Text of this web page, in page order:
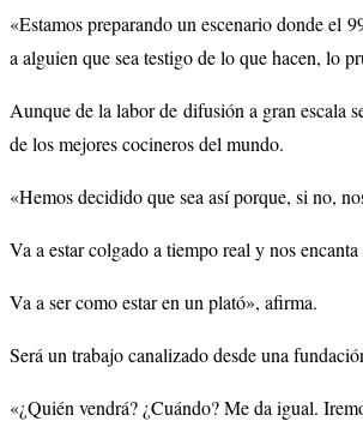
«Estamos preparando un escenario donde el
a alguien que sea testigo de lo que hacen, lo
Aunque de la labor de difusión a gran escala
de los mejores cocineros del mundo.
«Hemos decidido que sea así porque, si no,
Va a estar colgado a tiempo real y nos
Va a ser como estar en un plató», afirma.
Será un trabajo canalizado desde una
«¿Quién vendrá? ¿Cuándo? Me da igual.